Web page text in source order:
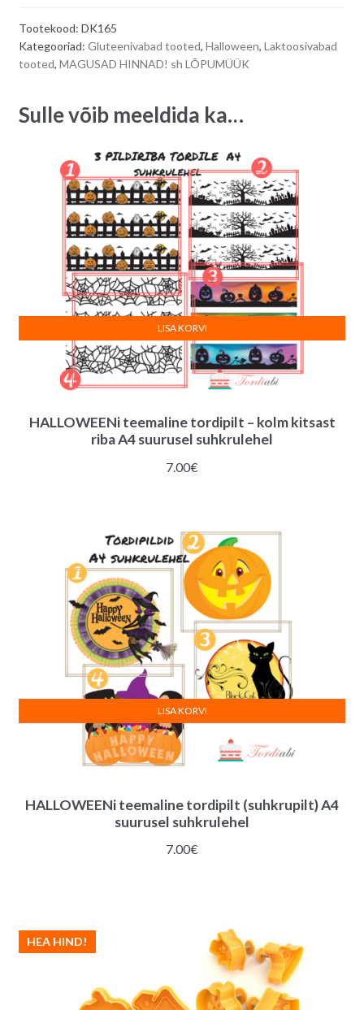
Tootekood: DK165
Kategooriad: Gluteenivabad tooted, Halloween, Laktoosivabad
tooted, MAGUSAD HINNAD! sh LÕPUMÜÜK
Sulle võib meeldida ka…
HALLOWEENi teemaline tordipilt – kolm kitsast
riba A4 suurusel suhkrulehel
7.00€
LISA KORVI
HALLOWEENi teemaline tordipilt (suhkrupilt) A4
suurusel suhkrulehel
7.00€
LISA KORVI
HEA HIND!